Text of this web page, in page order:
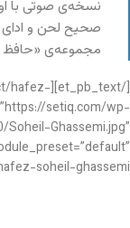
نسخه‌ی صوتی با
صحیح لحن و ادای
مجموعه‌ی «حافظ
hafez-
setiq.com/wp-
Ghassemi.jpg”
soheil-ghassemi/”]